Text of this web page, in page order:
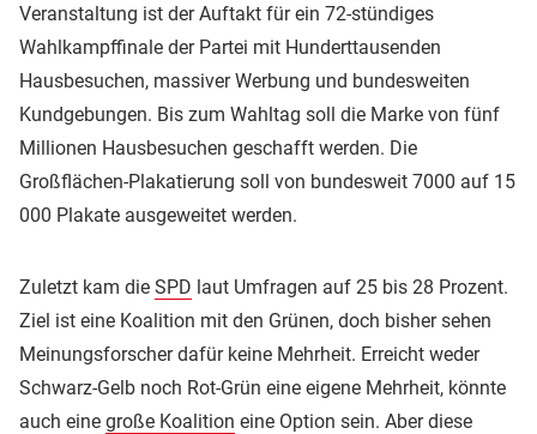
Veranstaltung ist der Auftakt für ein 72-stündiges
Wahlkampffinale der Partei mit Hunderttausenden
Hausbesuchen, massiver Werbung und bundesweiten
Kundgebungen. Bis zum Wahltag soll die Marke von fünf
Millionen Hausbesuchen geschafft werden. Die
Großflächen-Plakatierung soll von bundesweit 7000 auf 15
000 Plakate ausgeweitet werden.
Zuletzt kam die SPD laut Umfragen auf 25 bis 28 Prozent.
Ziel ist eine Koalition mit den Grünen, doch bisher sehen
Meinungsforscher dafür keine Mehrheit. Erreicht weder
Schwarz-Gelb noch Rot-Grün eine eigene Mehrheit, könnte
auch eine große Koalition eine Option sein. Aber diese